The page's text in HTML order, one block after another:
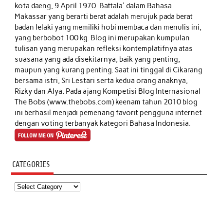
kota daeng, 9 April 1970. Battala' dalam Bahasa
Makassar yang berarti berat adalah merujuk pada berat
badan lelaki yang memiliki hobi membaca dan menulis ini,
yang berbobot 100 kg. Blog ini merupakan kumpulan
tulisan yang merupakan refleksi kontemplatifnya atas
suasana yang ada disekitarnya, baik yang penting,
maupun yang kurang penting. Saat ini tinggal di Cikarang
bersama istri, Sri Lestari serta kedua orang anaknya,
Rizky dan Alya. Pada ajang Kompetisi Blog Internasional
The Bobs (www.thebobs.com) keenam tahun 2010 blog
ini berhasil menjadi pemenang favorit pengguna internet
dengan voting terbanyak kategori Bahasa Indonesia.
CATEGORIES
Categories